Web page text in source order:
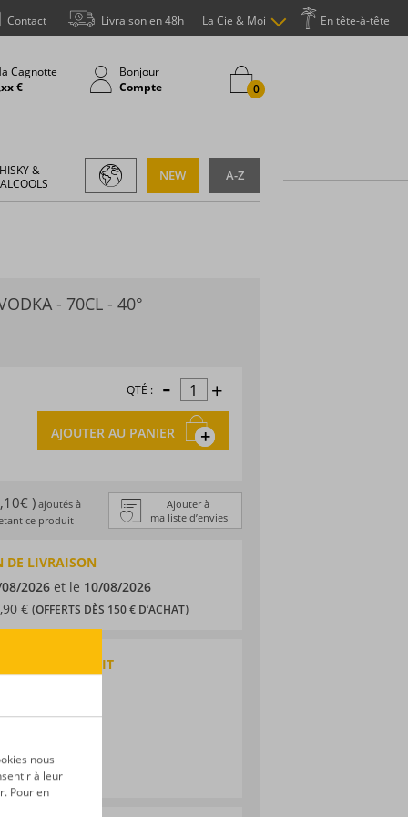
En tête-à-tête
La Cie & Moi
Livraison en 48h
Contact
Cagnotte
€
Bonjour
Compte
0
&
A-Z
NEW
- 70CL - 40°
QTÉ : - +
AJOUTER AU PANIER
Ajouter à
ma liste d’envies
)ajoutés à
ce produit
DE LIVRAISON
2026et le 10/08/2026
€ (OFFERTS DÈS 150 € D’ACHAT)
DU PRODUIT
nous
à leur
Pour en